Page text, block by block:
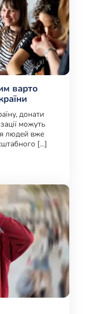
варто
донати
можуть
людей вже
[…]